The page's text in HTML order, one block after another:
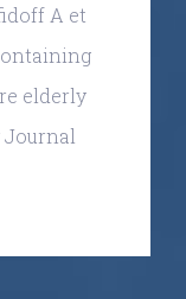
A et
elderly
Journal
| Radnička cesta
Croatia